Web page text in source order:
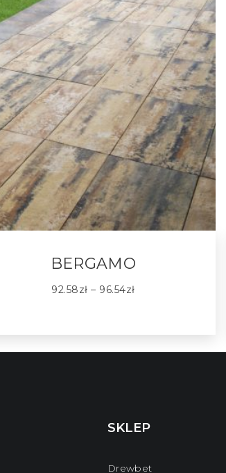
BERGAMO
92.58zł – 96.54zł
SKLEP
Drewbet